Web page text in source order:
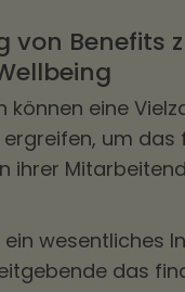
von Benefits
können eine
um das
ihrer
ein wesentliches
das